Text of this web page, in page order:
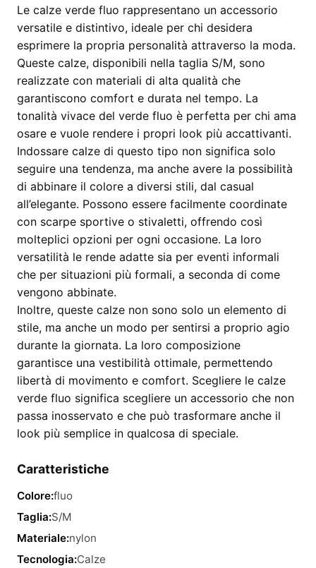
S/M
quantità
Le calze verde fluo rappresentano un accessorio
versatile e distintivo, ideale per chi desidera
esprimere la propria personalità attraverso la moda.
Queste calze, disponibili nella taglia S/M, sono
realizzate con materiali di alta qualità che
garantiscono comfort e durata nel tempo. La
tonalità vivace del verde fluo è perfetta per chi ama
osare e vuole rendere i propri look più accattivanti.
Indossare calze di questo tipo non significa solo
seguire una tendenza, ma anche avere la possibilità
di abbinare il colore a diversi stili, dal casual
all’elegante. Possono essere facilmente coordinate
con scarpe sportive o stivaletti, offrendo così
molteplici opzioni per ogni occasione. La loro
versatilità le rende adatte sia per eventi informali
che per situazioni più formali, a seconda di come
vengono abbinate.
Inoltre, queste calze non sono solo un elemento di
stile, ma anche un modo per sentirsi a proprio agio
durante la giornata. La loro composizione
garantisce una vestibilità ottimale, permettendo
libertà di movimento e comfort. Scegliere le calze
verde fluo significa scegliere un accessorio che non
passa inosservato e che può trasformare anche il
look più semplice in qualcosa di speciale.
Caratteristiche
Colore:fluo
Taglia:S/M
Materiale:nylon
Tecnologia:Calze